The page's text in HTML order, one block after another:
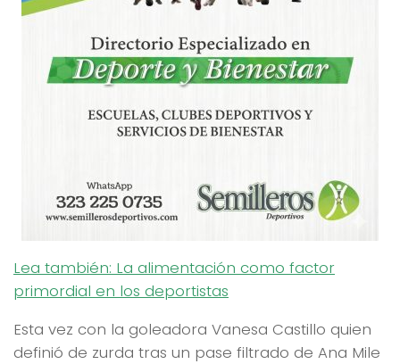
Lea también: La alimentación como factor
primordial en los deportistas
Esta vez con la goleadora Vanesa Castillo quien
definió de zurda tras un pase filtrado de Ana Mile